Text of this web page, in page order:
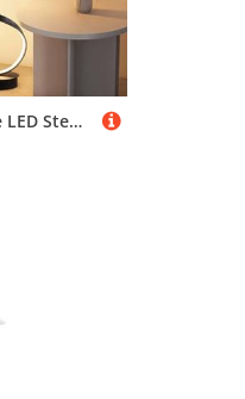
LDIEUWUET Moderne LED Stehleuchte, kreative Spiraldesign Stehlampe Dimmbar, Modern Stehlampe Wohnzimmer, Bodenlampe Spiralförmig für Schlafzimmer Wohnzimmer Büro oder Arbeitszimmer, 1,33 m (Black)